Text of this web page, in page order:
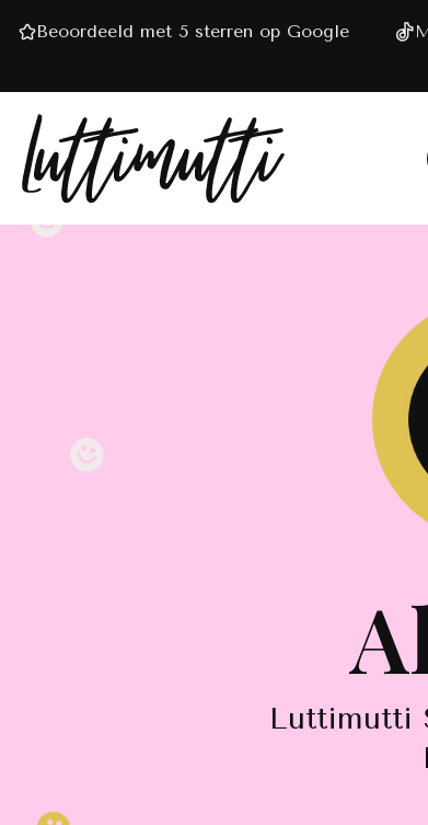
Beoordeeld met 5 sterren op Google
Luttimutti